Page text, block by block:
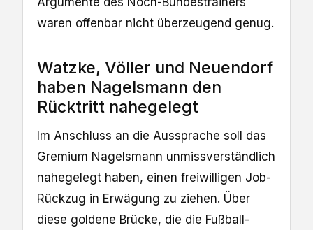
waren offenbar nicht überzeugend genug.
Watzke, Völler und Neuendorf
haben Nagelsmann den
Rücktritt nahegelegt
Im Anschluss an die Aussprache soll das
Gremium Nagelsmann unmissverständlich
nahegelegt haben, einen freiwilligen Job-
Rückzug in Erwägung zu ziehen. Über
diese goldene Brücke, die die Fußball-